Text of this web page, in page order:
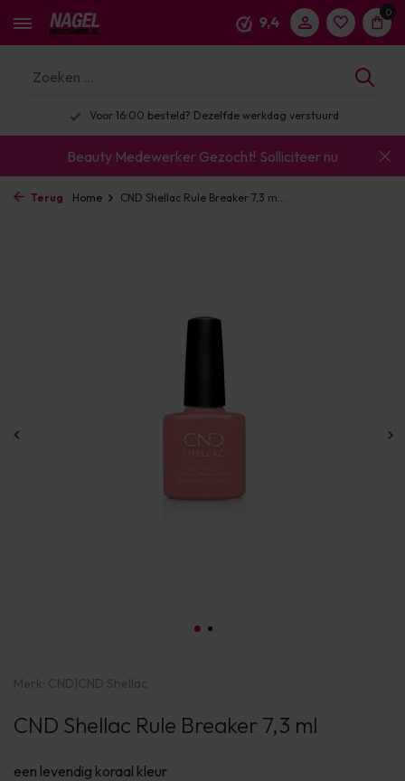
9,4
0
Voor 16:00 besteld? Dezelfde werkdag verstuurd
Beauty Medewerker Gezocht! Solliciteer nu
Terug Home CND Shellac Rule Breaker 7,3 m...
Merk: CND|CND Shellac
CND Shellac Rule Breaker 7,3 ml
een levendig koraal kleur